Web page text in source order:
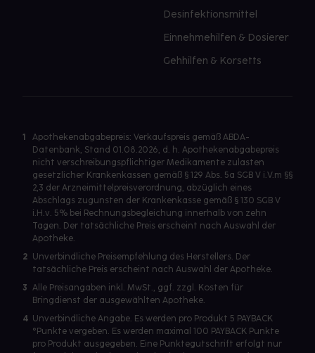
Desinfektionsmittel
Einnehmehilfen & Dosierer
Gehhilfen & Korsetts
1
Apothekenabgabepreis: Verkaufspreis gemäß ABDA-
Datenbank, Stand 01.08.2026, d. h. Apothekenabgabepreis
nicht verschreibungspflichtiger Medikamente zulasten
gesetzlicher Krankenkassen gemäß § 129 Abs. 5a SGB V i.V.m §§
2,3 der Arzneimittelpreisverordnung, abzüglich eines
Abschlags zugunsten der Krankenkasse gemäß § 130 SGB V
i.H.v. 5% bei Rechnungsbegleichung innerhalb von zehn
Tagen. Der tatsächliche Preis erscheint nach Auswahl der
Apotheke.
2 Unverbindliche Preisempfehlung des Herstellers. Der
tatsächliche Preis erscheint nach Auswahl der Apotheke.
3 Alle Preisangaben inkl. MwSt., ggf. zzgl. Kosten für
Bringdienst der ausgewählten Apotheke.
4 Unverbindliche Angabe. Es werden pro Produkt 5 PAYBACK
°Punkte vergeben. Es werden maximal 100 PAYBACK Punkte
pro Produkt ausgegeben. Eine Punktegutschrift erfolgt nur